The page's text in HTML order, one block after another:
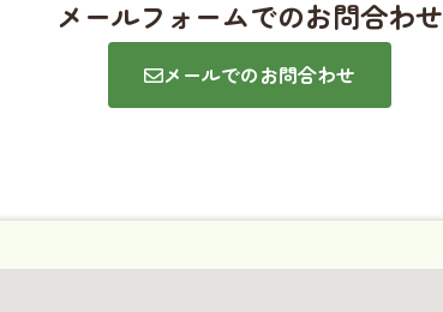
メールフォームでのお問合わせ
メールでのお問合わせ